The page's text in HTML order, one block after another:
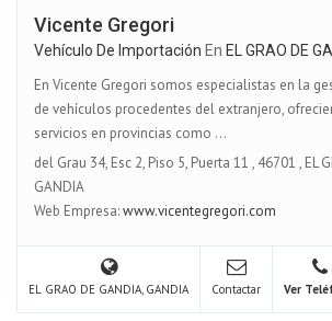
Vicente Gregori
Vehículo De Importación En EL GRAO DE
En Vicente Gregori somos especialistas en la
de vehículos procedentes del extranjero,
servicios en provincias como ...
del Grau 34, Esc 2, Piso 5, Puerta 11 , 46701 , EL
GANDIA
Web Empresa:www.vicentegregori.com
EL GRAO DE GANDIA, GANDIA Contactar Ver